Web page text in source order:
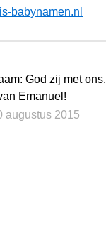
babynamen.nl
God zij met ons.
Emanuel!
augustus 2015